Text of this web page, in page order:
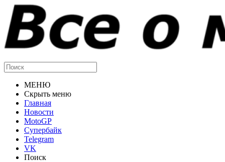
МЕНЮ
Скрыть меню
Главная
Новости
MotoGP
Супербайк
Telegram
VK
Поиск